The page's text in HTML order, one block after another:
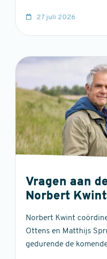
27 juli 2026
Vragen aan
Norbert Kwint
Norbert Kwint
Ottens en Matthijs
gedurende de